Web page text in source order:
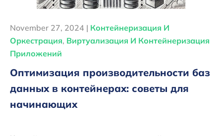
November 27, 2024 | Контейнеризация И
Оркестрация, Виртуализация И Контейнеризация
Приложений
Оптимизация производительности баз
данных в контейнерах: советы для
начинающих